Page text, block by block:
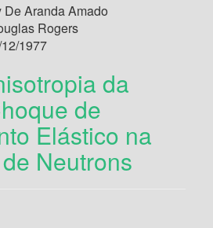
Aranda Amado
Rogers
1977
da
de
Elástico na
Neutrons